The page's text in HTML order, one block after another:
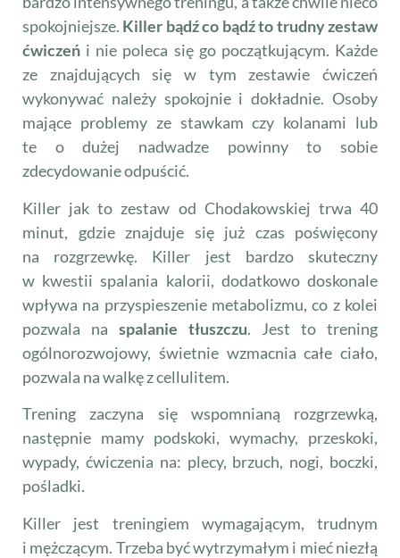
spokojniejsze. Killer bądź co bądź to trudny zestaw
ćwiczeń i nie poleca się go początkującym. Każde
ze znajdujących się w tym zestawie ćwiczeń
wykonywać należy spokojnie i dokładnie. Osoby
mające problemy ze stawkam czy kolanami lub
te o dużej nadwadze powinny to sobie
zdecydowanie odpuścić.
Killer jak to zestaw od Chodakowskiej trwa 40
minut, gdzie znajduje się już czas poświęcony
na rozgrzewkę. Killer jest bardzo skuteczny
w kwestii spalania kalorii, dodatkowo doskonale
wpływa na przyspieszenie metabolizmu, co z kolei
pozwala na spalanie tłuszczu. Jest to trening
ogólnorozwojowy, świetnie wzmacnia całe ciało,
pozwala na walkę z cellulitem.
Trening zaczyna się wspomnianą rozgrzewką,
następnie mamy podskoki, wymachy, przeskoki,
wypady, ćwiczenia na: plecy, brzuch, nogi, boczki,
pośladki.
Killer jest treningiem wymagającym, trudnym
i mężczącym. Trzeba być wytrzymałym i mieć niezłą